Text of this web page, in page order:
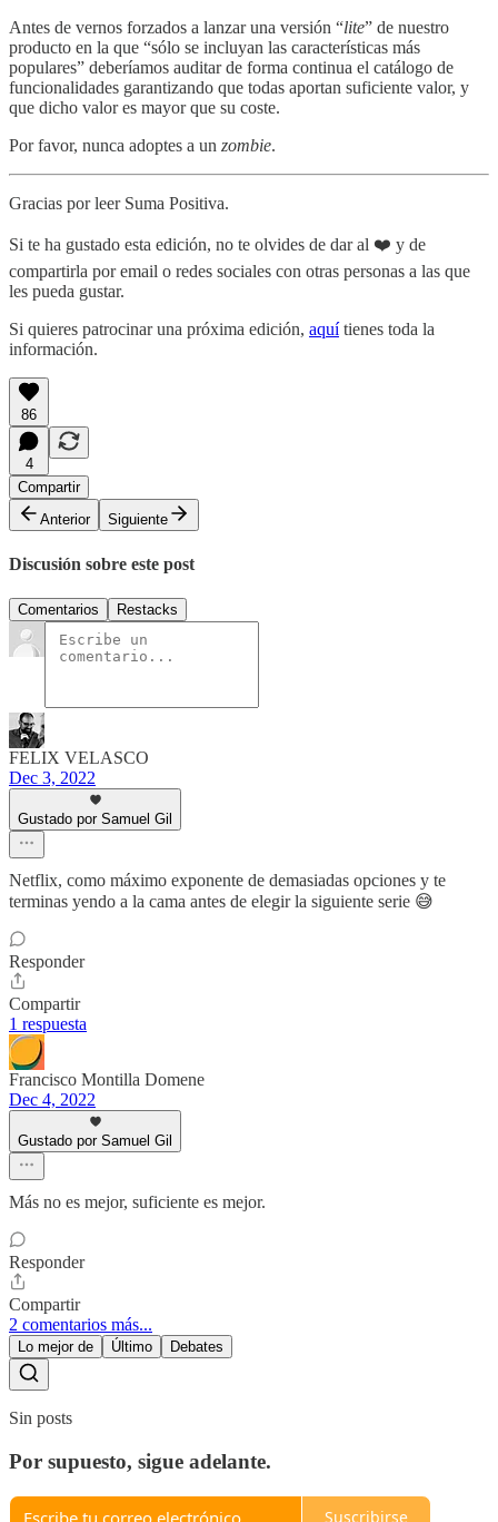
Antes de vernos forzados a lanzar una versión “lite” de nuestro
producto en la que “sólo se incluyan las características más
populares” deberíamos auditar de forma continua el catálogo de
funcionalidades garantizando que todas aportan suficiente valor, y
que dicho valor es mayor que su coste.
Por favor, nunca adoptes a un zombie.
Gracias por leer Suma Positiva.
Si te ha gustado esta edición, no te olvides de dar al ❤️ y de
compartirla por email o redes sociales con otras personas a las que
les pueda gustar.
Si quieres patrocinar una próxima edición, aquítienes toda la
información.
86
4
Compartir
Anterior
Siguiente
Discusión sobre este post
Comentarios Restacks
FELIX VELASCO
Dec 3, 2022
Gustado por Samuel Gil
Netflix, como máximo exponente de demasiadas opciones y te
terminas yendo a la cama antes de elegir la siguiente serie 😅
Responder
Compartir
1 respuesta
Francisco Montilla Domene
Dec 4, 2022
Gustado por Samuel Gil
Más no es mejor, suficiente es mejor.
Responder
Compartir
2 comentarios más...
Lo mejor de Último Debates
Sin posts
Por supuesto, sigue adelante.
Suscribirse